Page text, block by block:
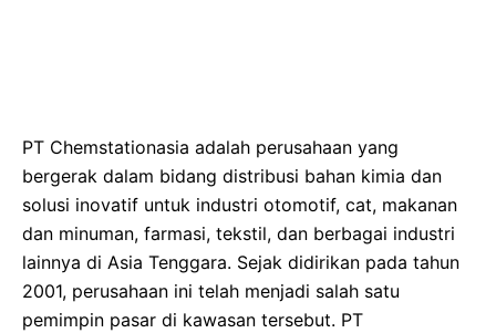
PT Chemstationasia adalah perusahaan yang
bergerak dalam bidang distribusi bahan kimia dan
solusi inovatif untuk industri otomotif, cat, makanan
dan minuman, farmasi, tekstil, dan berbagai industri
lainnya di Asia Tenggara. Sejak didirikan pada tahun
2001, perusahaan ini telah menjadi salah satu
pemimpin pasar di kawasan tersebut. PT